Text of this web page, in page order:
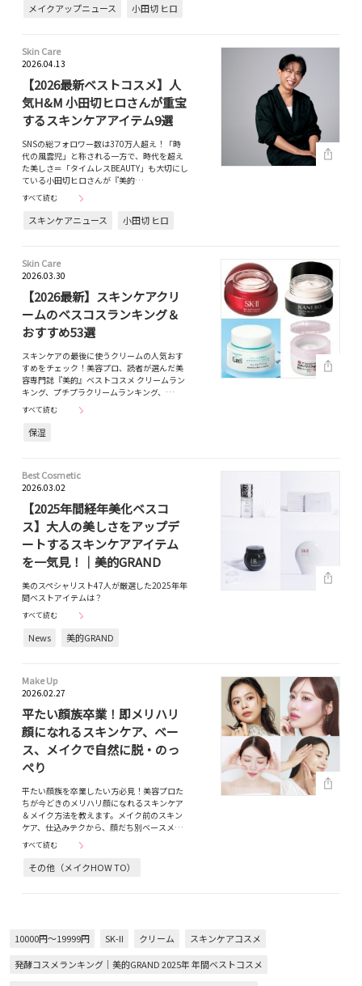
メイクアップニュース 小田切 ヒロ
Skin Care
2026.04.13
【2026最新ベストコスメ】人
気H&M 小田切ヒロさんが重宝
するスキンケアアイテム9選
SNSの総フォロワー数は370万人超え！「時
代の風雲児」と称される一方で、時代を超え
た美しさ＝「タイムレスBEAUTY」も大切にし
ている小田切ヒロさんが『美的…
すべて読む
スキンケアニュース 小田切 ヒロ
Skin Care
2026.03.30
【2026最新】スキンケアクリ
ームのベスコスランキング＆
おすすめ53選
スキンケアの最後に使うクリームの人気おす
すめをチェック！美容プロ、読者が選んだ美
容専門誌『美的』ベストコスメ クリームラン
キング、プチプラクリームランキング、…
すべて読む
保湿
Best Cosmetic
2026.03.02
【2025年間経年美化ベスコ
ス】大人の美しさをアップデ
ートするスキンケアアイテム
を一気見！｜美的GRAND
美のスペシャリスト47人が厳選した2025年年
間ベストアイテムは？
すべて読む
News 美的GRAND
Make Up
2026.02.27
平たい顔族卒業！即メリハリ
顔になれるスキンケア、ベー
ス、メイクで自然に脱・のっ
ぺり
平たい顔族を卒業したい方必見！美容プロた
ちが今どきのメリハリ顔になれるスキンケア
＆メイク方法を教えます。メイク前のスキン
ケア、仕込みテクから、顔だち別ベースメ…
すべて読む
その他（メイクHOW TO）
10000円～19999円 SK-II クリーム
スキンケアコスメ
発酵コスメランキング｜美的GRAND 2025年 年間ベストコスメ